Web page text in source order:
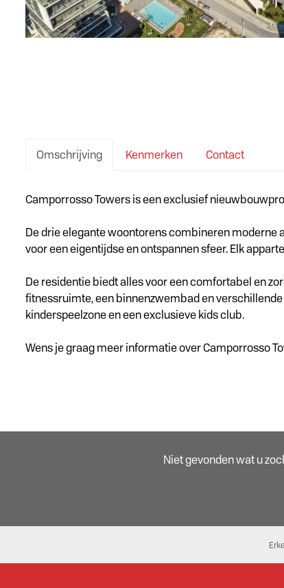
Omschrijving Kenmerken Contact
Omschrijving
Camporrosso Towers is een exclusief
De drie elegante woontorens combineren moderne
voor een eigentijdse en ontspannen sfeer. Elk
De residentie biedt alles voor een comfortabel en
fitnessruimte, een binnenzwembad en
kinderspeelzone en een exclusieve kids club.
Wens je graag meer informatie over Camporrosso
Niet gevonden wat u